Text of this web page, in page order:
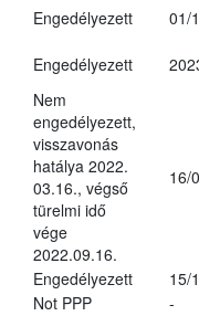
Engedélyezett
01/
Engedélyezett
Nem
engedélyezett,
visszavonás
hatálya 2022.
03.16., végső
türelmi idő
vége
2022.09.16.
16/
Engedélyezett
15/
Not PPP
-